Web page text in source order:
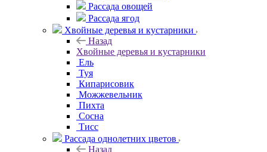
Рассада овощей
Рассада ягод
Хвойные деревья и кустарники
Назад
Хвойные деревья и кустарники
Ель
Туя
Кипарисовик
Можжевельник
Пихта
Сосна
Тисc
Рассада однолетних цветов
Назад